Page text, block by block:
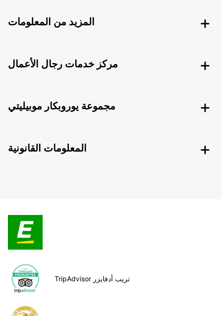
المزيد من المعلومات
مركز خدمات رجال الأعمال
مجموعة يوروبكار موبيليتي
المعلومات القانونية
TripAdvisor تريب أدفايزر